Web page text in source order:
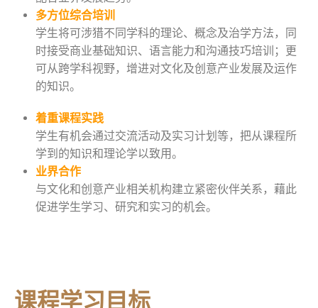
多方位综合培训
学生将可涉猎不同学科的理论、概念及治学方法，同
时接受商业基础知识、语言能力和沟通技巧培训；更
可从跨学科视野，增进对文化及创意产业发展及运作
的知识。
着重课程实践
学生有机会通过交流活动及实习计划等，把从课程所
学到的知识和理论学以致用。
业界合作
与文化和创意产业相关机构建立紧密伙伴关系，藉此
促进学生学习、研究和实习的机会。
课程学习目标